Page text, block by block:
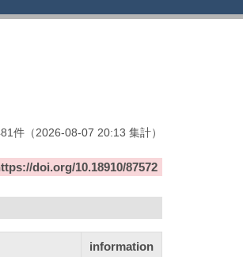
件 （2026-08-07 20:13 集計）
doi.org/10.18910/87572
information